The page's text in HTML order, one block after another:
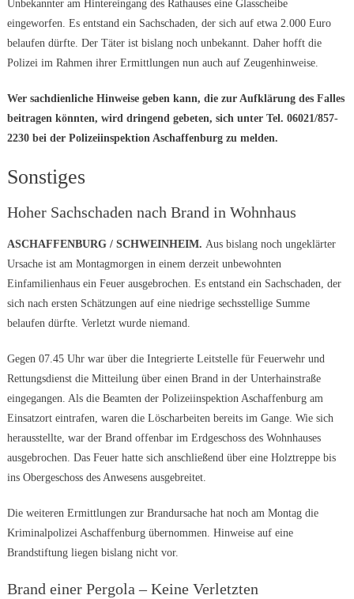
Unbekannter am Hintereingang des Rathauses eine Glasscheibe
eingeworfen. Es entstand ein Sachschaden, der sich auf etwa 2.000 Euro
belaufen dürfte. Der Täter ist bislang noch unbekannt. Daher hofft die
Polizei im Rahmen ihrer Ermittlungen nun auch auf Zeugenhinweise.
Wer sachdienliche Hinweise geben kann, die zur Aufklärung des Falles
beitragen könnten, wird dringend gebeten, sich unter Tel. 06021/857-
2230 bei der Polizeiinspektion Aschaffenburg zu melden.
Sonstiges
Hoher Sachschaden nach Brand in Wohnhaus
ASCHAFFENBURG / SCHWEINHEIM. Aus bislang noch ungeklärter
Ursache ist am Montagmorgen in einem derzeit unbewohnten
Einfamilienhaus ein Feuer ausgebrochen. Es entstand ein Sachschaden, der
sich nach ersten Schätzungen auf eine niedrige sechsstellige Summe
belaufen dürfte. Verletzt wurde niemand.
Gegen 07.45 Uhr war über die Integrierte Leitstelle für Feuerwehr und
Rettungsdienst die Mitteilung über einen Brand in der Unterhainstraße
eingegangen. Als die Beamten der Polizeiinspektion Aschaffenburg am
Einsatzort eintrafen, waren die Löscharbeiten bereits im Gange. Wie sich
herausstellte, war der Brand offenbar im Erdgeschoss des Wohnhauses
ausgebrochen. Das Feuer hatte sich anschließend über eine Holztreppe bis
ins Obergeschoss des Anwesens ausgebreitet.
Die weiteren Ermittlungen zur Brandursache hat noch am Montag die
Kriminalpolizei Aschaffenburg übernommen. Hinweise auf eine
Brandstiftung liegen bislang nicht vor.
Brand einer Pergola – Keine Verletzten